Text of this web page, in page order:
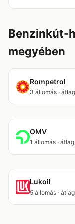
Benzinkút-
megyében
Rompetrol
3 állomás ·
OMV
1 állomás ·
Lukoil
5 állomás ·